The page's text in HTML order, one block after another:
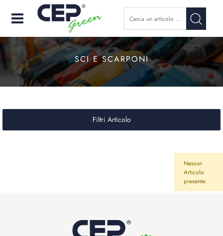
Open
SCI E SCARPONI
Filtri Articolo
Nessun
Articolo
presente.